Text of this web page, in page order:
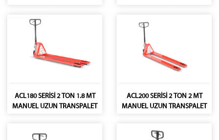
ACL180 SERİSİ 2 TON 1.8 MT
MANUEL UZUN TRANSPALET
ACL200 SERİSİ 2 TON 2 MT
MANUEL UZUN TRANSPALET